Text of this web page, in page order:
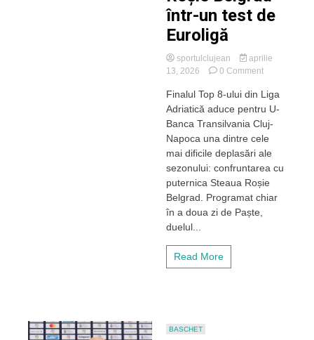
într-un test de
Euroligă
sportulclujean
aprilie
13, 2026
0 Commenton
de
foc
la
Belgrad:
BT
Cluj-
Napoca
înfruntă
Finalul Top 8-ului din Liga
Adriatică aduce pentru U-
Banca Transilvania Cluj-
Napoca una dintre cele
mai dificile deplasări ale
sezonului: confruntarea cu
puternica Steaua Roșie
Belgrad. Programat chiar
în a doua zi de Paște,
duelul...
Read More
BASCHET